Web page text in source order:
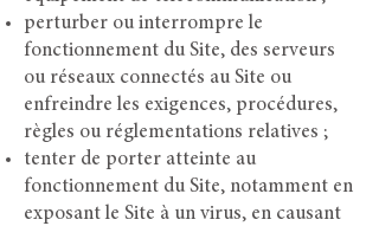
perturber ou interrompre le
fonctionnement du Site, des serveurs
ou réseaux connectés au Site ou
enfreindre les exigences, procédures,
règles ou réglementations relatives ;
tenter de porter atteinte au
fonctionnement du Site, notamment en
exposant le Site à un virus, en causant